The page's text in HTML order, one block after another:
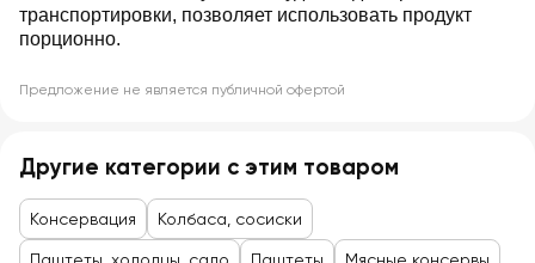
транспортировки, позволяет использовать продукт
порционно.
Предложение не является публичной офертой
Другие категории с этим товаром
Консервация Колбаса, сосиски